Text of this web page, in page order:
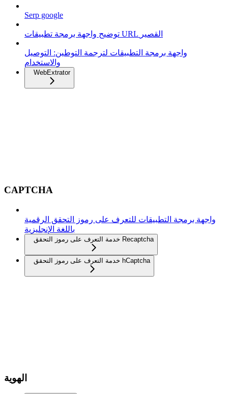
Serp google
توضيح واجهة برمجة تطبيقات URL القصير
واجهة برمجة التطبيقات لترجمة التوطين: التوصيل
والاستخدام
WebExtrator
CAPTCHA
واجهة برمجة التطبيقات للتعرف على رموز التحقق الرقمية
باللغة الإنجليزية
خدمة التعرف على رموز التحقق Recaptcha
خدمة التعرف على رموز التحقق hCaptcha
الهوية